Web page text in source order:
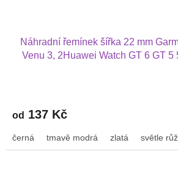
Náhradní řemínek šířka 22 mm
Venu 3, 2Huawei Watch GT 6 GT 5
od 137 Kč
černá tmavě modrá zlatá světle